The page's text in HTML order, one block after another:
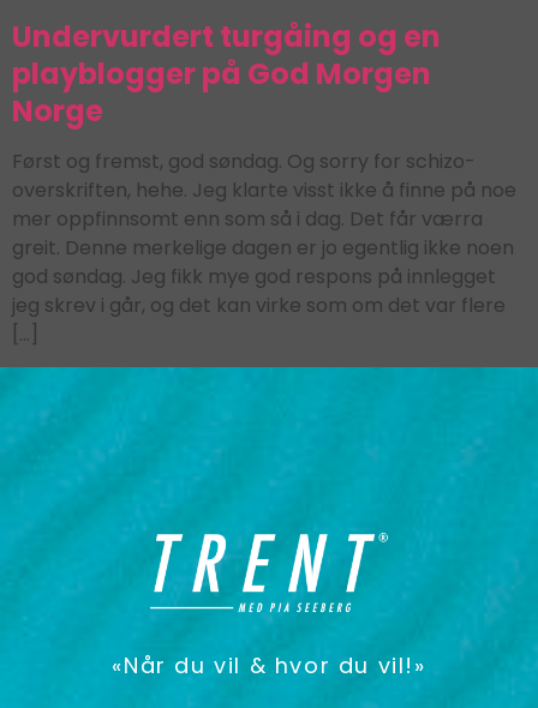
Undervurdert turgåing og en
playblogger på God Morgen
Norge
Først og fremst, god søndag. Og sorry for schizo-
overskriften, hehe. Jeg klarte visst ikke å finne på noe
mer oppfinnsomt enn som så i dag. Det får værra
greit. Denne merkelige dagen er jo egentlig ikke noen
god søndag. Jeg fikk mye god respons på innlegget
jeg skrev i går, og det kan virke som om det var flere
[…]
«Når du vil & hvor du vil!»